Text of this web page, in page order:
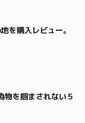
を購入レビュー。
を掴まされない５